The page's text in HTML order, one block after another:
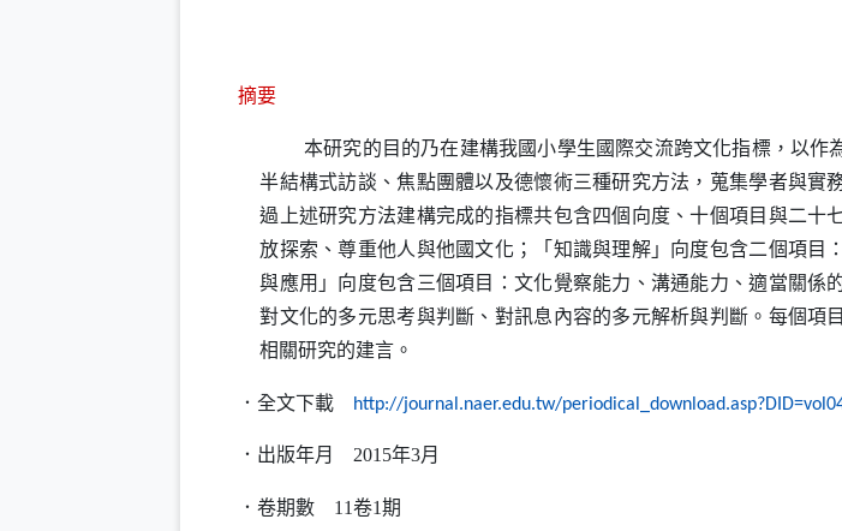
摘要
本研究的目的乃在建構我國小學生國際交流跨文化指標，以作
半結構式訪談、焦點團體以及德懷術三種研究方法，蒐集學者與
過上述研究方法建構完成的指標共包含四個向度、十個項目與二十
放探索、尊重他人與他國文化；「知識與理解」向度包含二個項
與應用」向度包含三個項目：文化覺察能力、溝通能力、適當關係
對文化的多元思考與判斷、對訊息內容的多元解析與判斷。每個
相關研究的建言。
．全文下載 http://journal.naer.edu.tw/
．出版年月 2015年3月
．卷期數 11卷1期